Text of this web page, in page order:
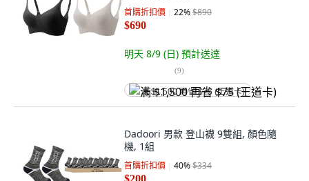
首購折扣價 22%$890
$690
明天 8/9 (日) 預計送達
(9)
满 $1,500 再省 $75 (王道卡)
Dadoori 男款 登山襪 9雙組, 顏色隨
機, 1組
首購折扣價 40%$334
$200